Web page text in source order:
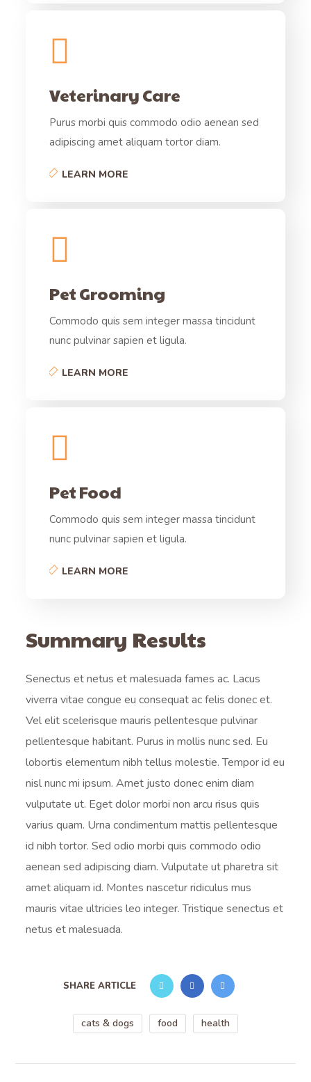
Veterinary Care
Purus morbi quis commodo odio aenean sed
adipiscing amet aliquam tortor diam.
LEARN MORE
Pet Grooming
Commodo quis sem integer massa tincidunt
nunc pulvinar sapien et ligula.
LEARN MORE
Pet Food
Commodo quis sem integer massa tincidunt
nunc pulvinar sapien et ligula.
LEARN MORE
Summary Results
Senectus et netus et malesuada fames ac. Lacus
viverra vitae congue eu consequat ac felis donec et.
Vel elit scelerisque mauris pellentesque pulvinar
pellentesque habitant. Purus in mollis nunc sed. Eu
lobortis elementum nibh tellus molestie. Tempor id eu
nisl nunc mi ipsum. Amet justo donec enim diam
vulputate ut. Eget dolor morbi non arcu risus quis
varius quam. Urna condimentum mattis pellentesque
id nibh tortor. Sed odio morbi quis commodo odio
aenean sed adipiscing diam. Vulputate ut pharetra sit
amet aliquam id. Montes nascetur ridiculus mus
mauris vitae ultricies leo integer. Tristique senectus et
netus et malesuada.
SHARE ARTICLE
cats & dogs food health